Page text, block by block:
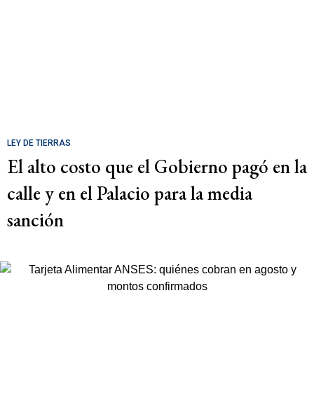
LEY DE TIERRAS
El alto costo que el Gobierno pagó en la
calle y en el Palacio para la media
sanción